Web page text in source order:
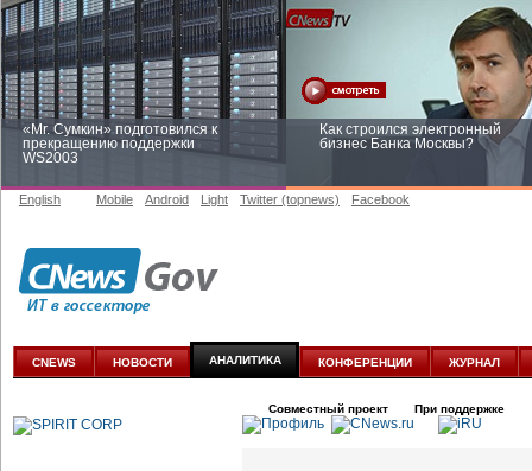
«Mr. Сумкин» подготовился к
прекращению поддержки
WS2003
Как строился электронный
бизнес Банка Москвы?
Заоблачная оптимизация: как
аналитике
English Mobile Android Light Twitter (topnews) Facebook
CNEWS НОВОСТИ АНАЛИТИКА КОНФЕРЕНЦИИ ЖУРНАЛ
Совместный проект При поддержке